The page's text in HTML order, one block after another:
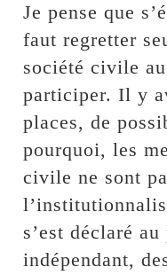
Je pense que
faut regretter
société civile
participer. Il y
places, de
pourquoi, les
civile ne sont
s’est déclaré
indépendant,